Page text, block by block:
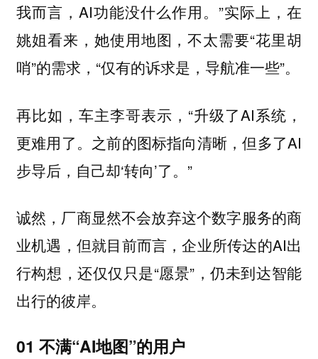
我而言，AI功能没什么作用。”实际上，在
姚姐看来，她使用地图，不太需要“花里胡
哨”的需求，“仅有的诉求是，导航准一些”。
再比如，车主李哥表示，“升级了AI系统，
更难用了。之前的图标指向清晰，但多了AI
步导后，自己却‘转向’了。”
诚然，厂商显然不会放弃这个数字服务的商
业机遇，但就目前而言，企业所传达的AI出
行构想，还仅仅只是“愿景”，仍未到达智能
出行的彼岸。
01 不满“AI地图”的用户